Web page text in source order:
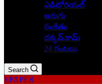
ఎడిటోరియల్
అరుగు
సంకేతం
దక్కన్.కామ్
24 గంటలు
Search
EPAPER